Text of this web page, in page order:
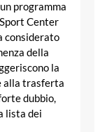
programma
Center
considerato
della
la
alla trasferta
dubbio,
lista dei